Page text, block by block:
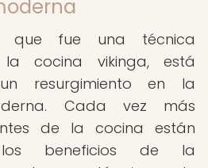
que fue una técnica
cocina vikinga, está
resurgimiento en la
Cada vez más
de la cocina están
los beneficios de la